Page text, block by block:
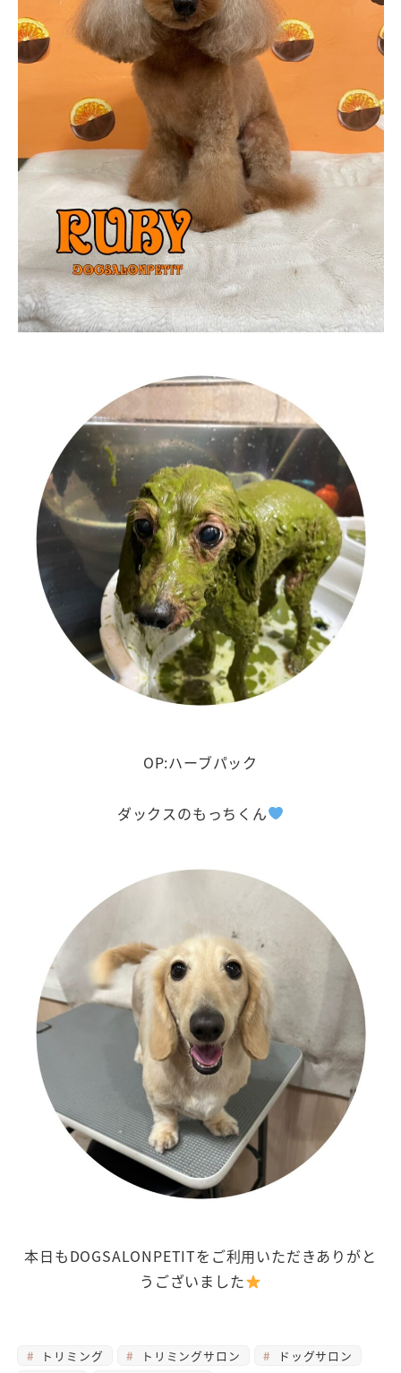
OP:ハーブパック
ダックスのもっちくん
本日もDOGSALONPETITをご利用いただきありがと
うございました
トリミング トリミングサロン
ドッグサロン